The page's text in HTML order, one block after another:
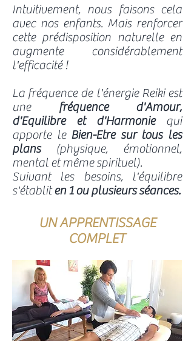
Intuitivement, nous faisons cela
avec nos enfants. Mais renforcer
cette prédisposition naturelle en
augmente considérablement
l'efficacité !
La fréquence de l'énergie Reiki est
une fréquence d'Amour,
d'Equilibre et d'Harmoniequi
apporte le Bien-Etre sur tous les
plans(physique, émotionnel,
mental et même spirituel).
Suivant les besoins, l'équilibre
s'établiten 1 ou plusieurs séances.
UN APPRENTISSAGE
COMPLET